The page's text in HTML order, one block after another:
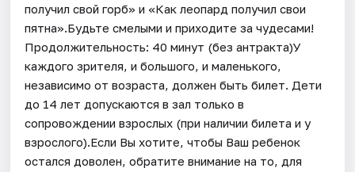
получил свой горб» и «Как леопард получил свои
пятна».Будьте смелыми и приходите за чудесами!
Продолжительность: 40 минут (без антракта)У
каждого зрителя, и большого, и маленького,
независимо от возраста, должен быть билет. Дети
до 14 лет допускаются в зал только в
сопровождении взрослых (при наличии билета и у
взрослого).Если Вы хотите, чтобы Ваш ребенок
остался доволен, обратите внимание на то, для